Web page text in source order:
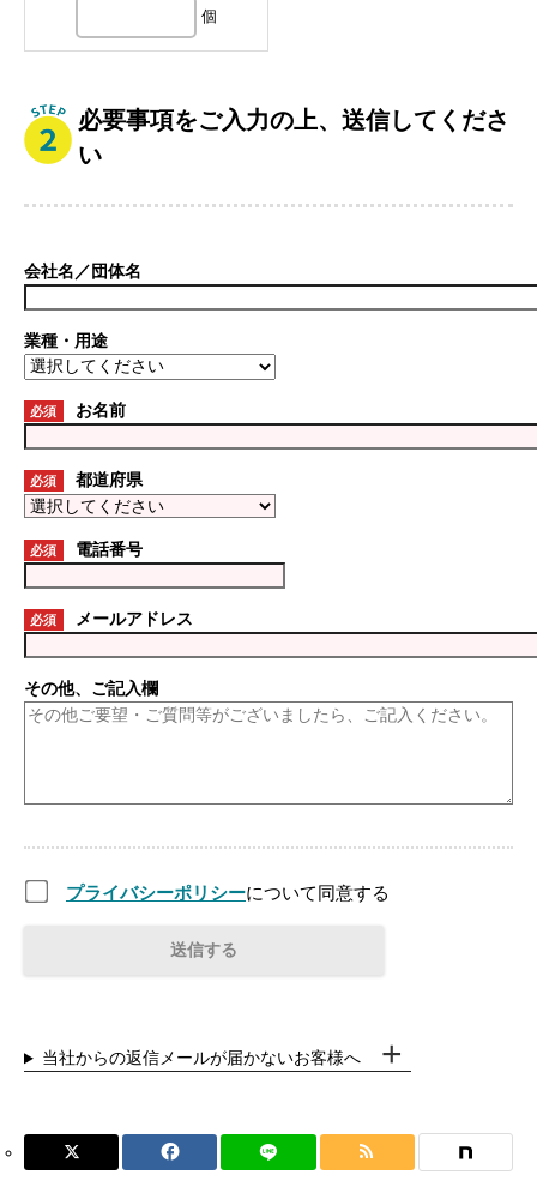
個
必要事項をご入力の上、送信してくださ
い
会社名／団体名
業種・用途
必須 お名前
必須 都道府県
必須 電話番号
必須 メールアドレス
その他、ご記入欄
プライバシーポリシーについて同意する
当社からの返信メールが届かないお客様へ